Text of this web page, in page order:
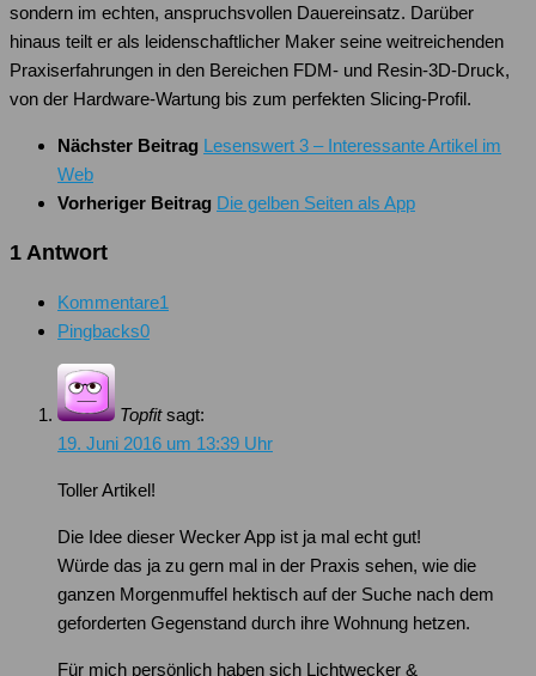
sondern im echten, anspruchsvollen Dauereinsatz. Darüber
hinaus teilt er als leidenschaftlicher Maker seine weitreichenden
Praxiserfahrungen in den Bereichen FDM- und Resin-3D-Druck,
von der Hardware-Wartung bis zum perfekten Slicing-Profil.
Nächster Beitrag Lesenswert 3 – Interessante Artikel im
Web
Vorheriger Beitrag Die gelben Seiten als App
1 Antwort
Kommentare1
Pingbacks0
Topfit sagt:
19. Juni 2016 um 13:39 Uhr
Toller Artikel!
Die Idee dieser Wecker App ist ja mal echt gut!
Würde das ja zu gern mal in der Praxis sehen, wie die
ganzen Morgenmuffel hektisch auf der Suche nach dem
geforderten Gegenstand durch ihre Wohnung hetzen.
Für mich persönlich haben sich Lichtwecker &